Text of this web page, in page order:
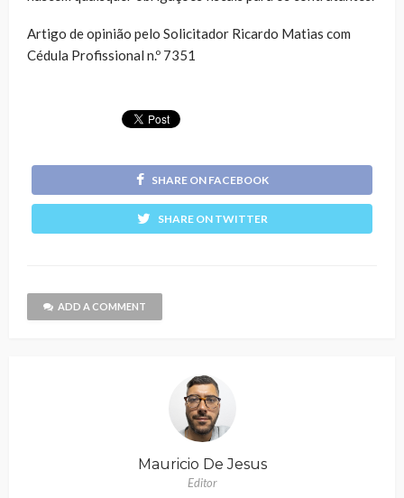
Artigo de opinião pelo Solicitador Ricardo Matias com
Cédula Profissional n.º 7351
SHARE ON FACEBOOK
SHARE ON TWITTER
ADD A COMMENT
Mauricio De Jesus
Editor